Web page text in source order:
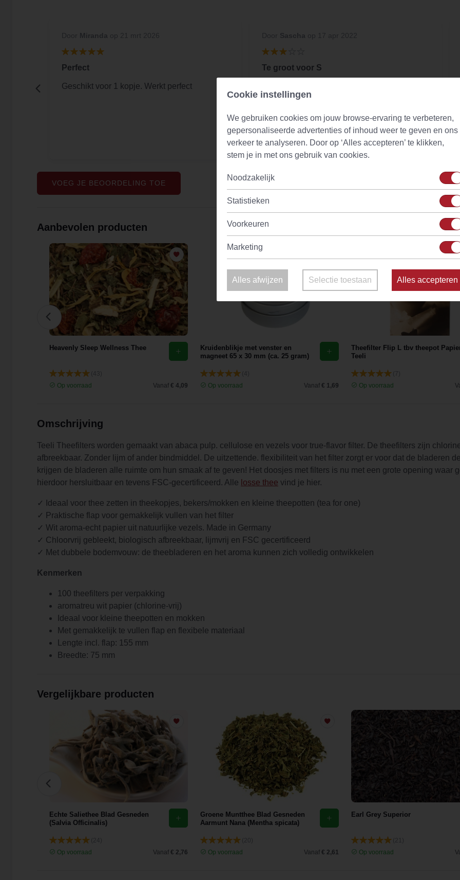
Perfect
Geschikt voor 1 kopje. Werkt perfect
Te groot voor S
VOEG JE BEOORDELING TOE
Aanbevolen producten
Heavenly Sleep Wellness Thee
Op voorraad
Vanaf € 4,09
Kruidenblikje met venster en
magneet 65 x 30 mm (ca. 25 gram)
Op voorraad
Vanaf € 1,69
Theefilter Flip L tbv theepot
Teeli
Op voorraad
Omschrijving
Teeli Theefilters worden gemaakt van abaca pulp. cellulose en vezels voor true-flavor filter. De theefilters zijn
afbreekbaar. Zonder lijm of ander bindmiddel. De uitzettende. flexibiliteit van het filter zorgt er voor dat de bladeren
krijgen de bladeren alle ruimte om hun smaak af te geven! Het doosjes met filters is nu met een grote opening waar
hierdoor hersluitbaar en tevens FSC-gecertificeerd. Alle losse thee vind je hier.
✓ Ideaal voor thee zetten in theekopjes, bekers/mokken en kleine theepotten (tea for one)
✓ Praktische flap voor gemakkelijk vullen van het filter
✓ Wit aroma-echt papier uit natuurlijke vezels. Made in Germany
✓ Chloorvrij gebleekt, biologisch afbreekbaar, lijmvrij en FSC gecertificeerd
✓ Met dubbele bodemvouw: de theebladeren en het aroma kunnen zich volledig ontwikkelen
Kenmerken
100 theefilters per verpakking
aromatreu wit papier (chlorine-vrij)
Ideaal voor kleine theepotten en mokken
Met gemakkelijk te vullen flap en flexibele materiaal
Lengte incl. flap: 155 mm
Breedte: 75 mm
Vergelijkbare producten
Echte Saliethee Blad Gesneden
(Salvia Officinalis)
Op voorraad
Vanaf € 2,76
Groene Muntthee Blad Gesneden
Aarmunt Nana (Mentha spicata)
Op voorraad
Vanaf € 2,61
Earl Grey Superior
Op voorraad
Cookie instellingen
We gebruiken cookies om jouw browse-ervaring te verbeteren,
gepersonaliseerde advertenties of inhoud weer te geven en ons
verkeer te analyseren. Door op ‘Alles accepteren’ te klikken,
stem je in met ons gebruik van cookies.
Noodzakelijk
Statistieken
Voorkeuren
Marketing
Alles afwijzen Selectie toestaan Alles accepteren